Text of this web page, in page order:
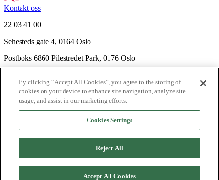
Kontakt oss
22 03 41 00
Sehesteds gate 4, 0164 Oslo
Postboks 6860 Pilestredet Park, 0176 Oslo
Nyhetsbrev
Ledige stillinger
Send inn manus
Agency
By clicking “Accept All Cookies”, you agree to the storing of
cookies on your device to enhance site navigation, analyze site
usage, and assist in our marketing efforts.
Cookies Settings
Reject All
Accept All Cookies